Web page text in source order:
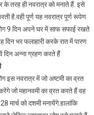
के तरह ही नवरात्र को मनाते हैं. इसे
है.वही पूर्ण यह नवरात्र पूर्ण रूपेण
9 दिन अपने घर में साफ सफाई रखते
भर फलाहारी करके रात में पारण
अन्ना ग्रहण करते हैं
इस नवरात्र में जो अष्टमी का व्रत
जो महानवमी का व्रत करते हैं वह
मार्च को दशमी मनायेंगे.हालांकि